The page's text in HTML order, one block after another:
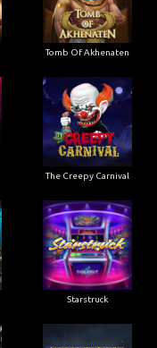
Tomb Of Akhenaten
The Creepy Carnival
Starstruck